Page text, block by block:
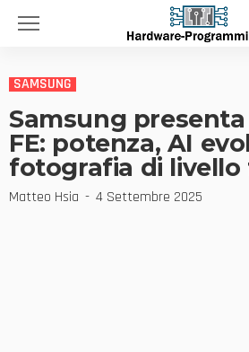
SAMSUNG
Samsung presenta
FE: potenza, AI
fotografia di livello
Matteo Hsia 4 Settembre 2025